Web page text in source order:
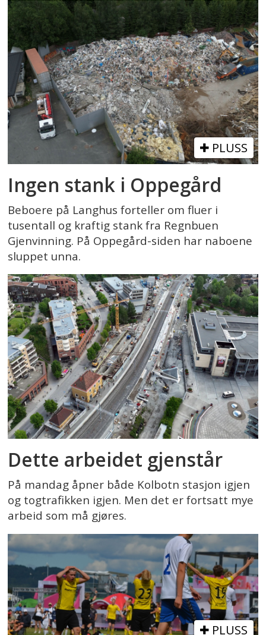
PLUSS
Ingen stank i Oppegård
Beboere på Langhus forteller om fluer i
tusentall og kraftig stank fra Regnbuen
Gjenvinning. På Oppegård-siden har naboene
sluppet unna.
Dette arbeidet gjenstår
På mandag åpner både Kolbotn stasjon igjen
og togtrafikken igjen. Men det er fortsatt mye
arbeid som må gjøres.
PLUSS